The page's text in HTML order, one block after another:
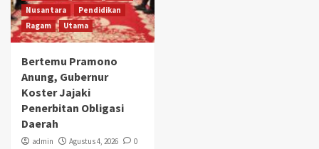
Nusantara
Pendidikan
Ragam
Utama
Bertemu Pramono
Anung, Gubernur
Koster Jajaki
Penerbitan Obligasi
Daerah
admin Agustus 4, 2026 0